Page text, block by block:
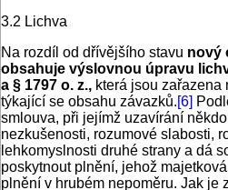
3.2 Lichva
Na rozdíl od dřívějšího stavu nový
obsahuje výslovnou úpravu
a § 1797 o. z., která jsou
týkající se obsahu závazků.[6]
smlouva, při jejímž uzavírání
nezkušenosti, rozumové slabosti,
lehkomyslnosti druhé strany a dá
poskytnout plnění, jehož
plnění v hrubém nepoměru. Jak je